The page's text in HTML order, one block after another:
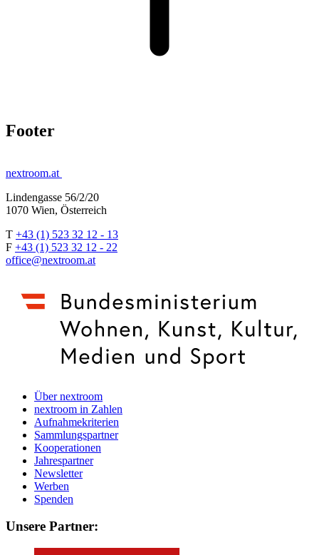
Footer
nextroom.at
Lindengasse 56/2/20
1070 Wien, Österreich
T +43 (1) 523 32 12 - 13
F +43 (1) 523 32 12 - 22
office@nextroom.at
Über nextroom
nextroom in Zahlen
Aufnahmekriterien
Sammlungspartner
Kooperationen
Jahrespartner
Newsletter
Werben
Spenden
Unsere Partner: